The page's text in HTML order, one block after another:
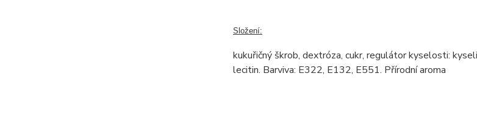
Složení:
kukuřičný škrob, dextróza, cukr, regulátor kyselosti:
lecitin. Barviva: E322, E132, E551. Přírodní aroma